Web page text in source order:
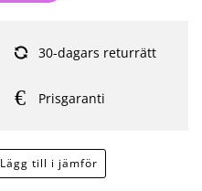
Lägg till i jämför
30-dagars returrätt
Prisgaranti